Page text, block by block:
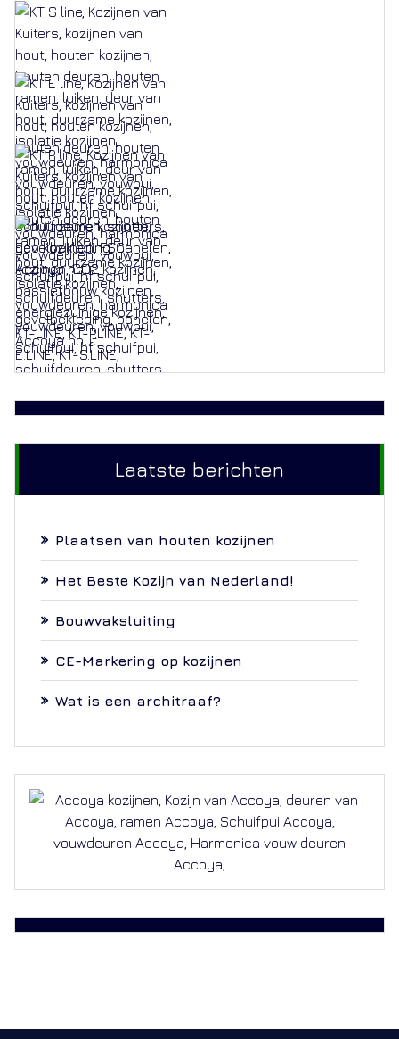
Laatste berichten
Plaatsen van houten kozijnen
Het Beste Kozijn van Nederland!
Bouwvaksluiting
CE-Markering op kozijnen
Wat is een architraaf?